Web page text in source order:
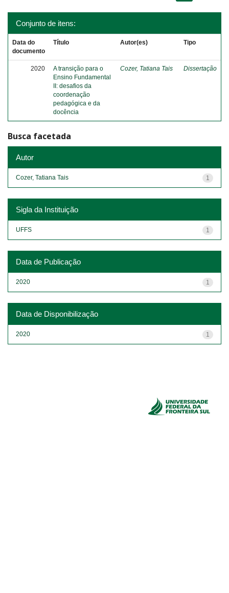
Conjunto de itens:
Data do
documento
Título Autor(es) Tipo
2020
A transição para o
Ensino Fundamental
II: desafios da
coordenação
pedagógica e da
docência
Cozer, Tatiana Tais Dissertação
Busca facetada
Autor
1
Cozer, Tatiana Tais
Sigla da Instituição
1
UFFS
Data de Publicação
1
2020
Data de Disponibilização
1
2020